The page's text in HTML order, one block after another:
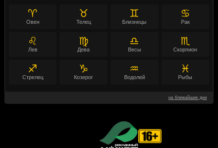
♈
Овен
♉
Телец
♊
Близнецы
♋
Рак
♌
Лев
♍
Дева
♎
Весы
♏
Скорпион
♐
Стрелец
♑
Козерог
♒
Водолей
♓
Рыбы
на ближайшие дни